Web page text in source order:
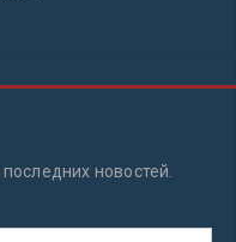
новостей.